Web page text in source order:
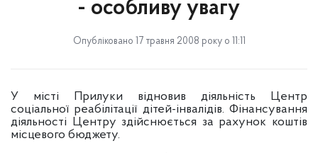
- особливу увагу
Опубліковано 17 травня 2008 року о 11:11
У місті Прилуки відновив діяльність Центр
соціальної реабілітації дітей-інвалідів. Фінансування
діяльності Центру здійснюється за рахунок коштів
місцевого бюджету.